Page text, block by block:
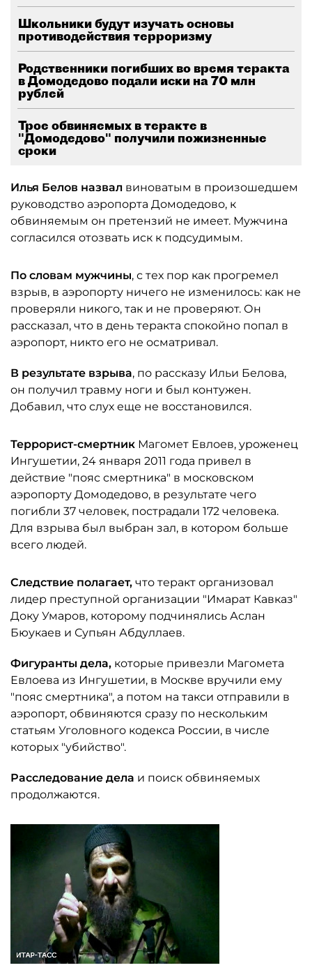
Школьники будут изучать основы
противодействия терроризму
Родственники погибших во время теракта
в Домодедово подали иски на 70 млн
рублей
Трое обвиняемых в теракте в
"Домодедово" получили пожизненные
сроки
Илья Белов назвал виноватым в произошедшем
руководство аэропорта Домодедово, к
обвиняемым он претензий не имеет. Мужчина
согласился отозвать иск к подсудимым.
По словам мужчины, с тех пор как прогремел
взрыв, в аэропорту ничего не изменилось: как не
проверяли никого, так и не проверяют. Он
рассказал, что в день теракта спокойно попал в
аэропорт, никто его не осматривал.
В результате взрыва, по рассказу Ильи Белова,
он получил травму ноги и был контужен.
Добавил, что слух еще не восстановился.
Террорист-смертник Магомет Евлоев, уроженец
Ингушетии, 24 января 2011 года привел в
действие "пояс смертника" в московском
аэропорту Домодедово, в результате чего
погибли 37 человек, пострадали 172 человека.
Для взрыва был выбран зал, в котором больше
всего людей.
Следствие полагает, что теракт организовал
лидер преступной организации "Имарат Кавказ"
Доку Умаров, которому подчинялись Аслан
Бюукаев и Супьян Абдуллаев.
Фигуранты дела, которые привезли Магомета
Евлоева из Ингушетии, в Москве вручили ему
"пояс смертника", а потом на такси отправили в
аэропорт, обвиняются сразу по нескольким
статьям Уголовного кодекса России, в числе
которых "убийство".
Расследование дела и поиск обвиняемых
продолжаются.